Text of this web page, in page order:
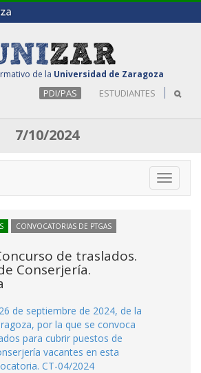
de la Universidad de Zaragoza
PDI/PAS ESTUDIANTES
7/10/2024
Toggle
CONVOCATORIAS DE PTGAS
de traslados.
Conserjería.
de septiembre de 2024, de la
por la que se convoca
para cubrir puestos de
vacantes en esta
CT-04/2024